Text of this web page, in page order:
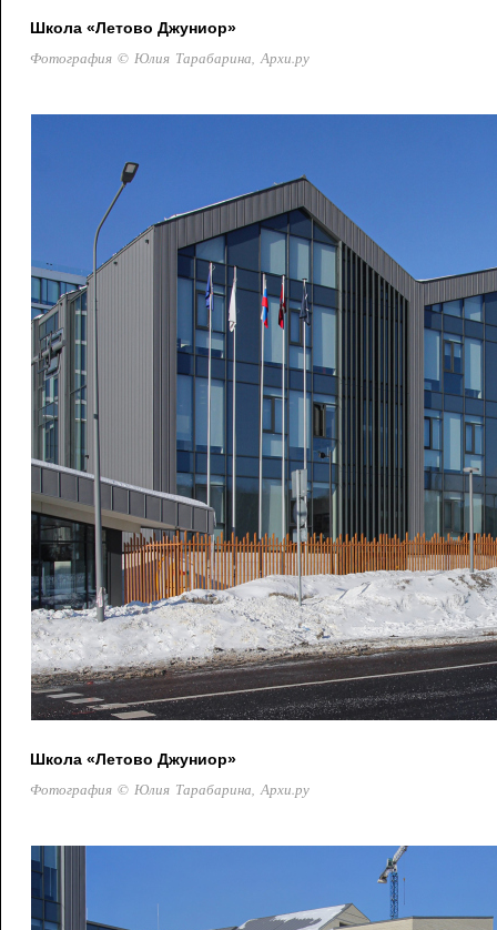
Школа «Летово Джуниор»
Фотография © Юлия Тарабарина, Архи.ру
Школа «Летово Джуниор»
Фотография © Юлия Тарабарина, Архи.ру